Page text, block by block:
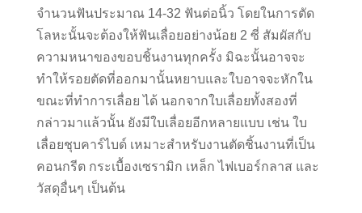
จำนวนฟันประมาณ 14-32 ฟันต่อนิ้ว โดยในการตัด
โลหะนั้นจะต้องให้ฟันเลื่อยอย่างน้อย 2 ซี่ สัมผัสกับ
ความหนาของขอบชิ้นงานทุกครั้ง มิฉะนั้นอาจจะ
ทำให้รอยตัดที่ออกมานั้นหยาบและใบอาจจะหักใน
ขณะที่ทำการเลื่อย ได้ นอกจากใบเลื่อยทั้งสองที่
กล่าวมาแล้วนั้น ยังมีใบเลื่อยอีกหลายแบบ เช่น ใบ
เลื่อยชุบคาร์ไบด์ เหมาะสำหรับงานตัดชิ้นงานที่เป็น
คอนกรีต กระเบื้องเซรามิก เหล็ก ไฟเบอร์กลาส และ
วัสดุอื่นๆ เป็นต้น